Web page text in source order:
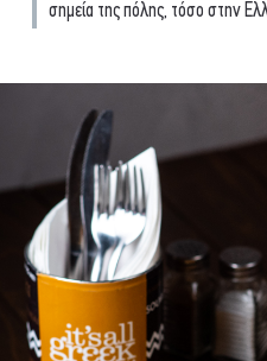
σημεία της πόλης, τόσο στην